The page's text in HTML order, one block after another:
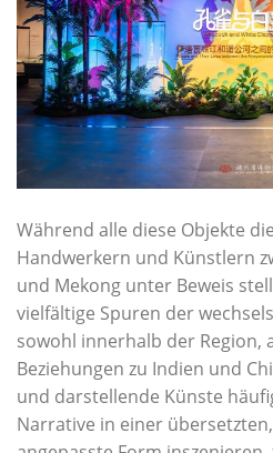
Während alle diese Objekte
Handwerkern und Künstlern
und Mekong unter Beweis
vielfältige Spuren der
sowohl innerhalb der Region,
Beziehungen zu Indien und
und darstellende Künste
Narrative in einer